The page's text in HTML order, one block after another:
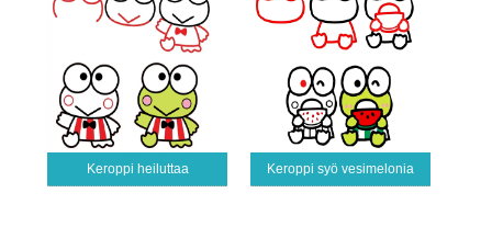
Keroppi heiluttaa Keroppi syö vesimelonia